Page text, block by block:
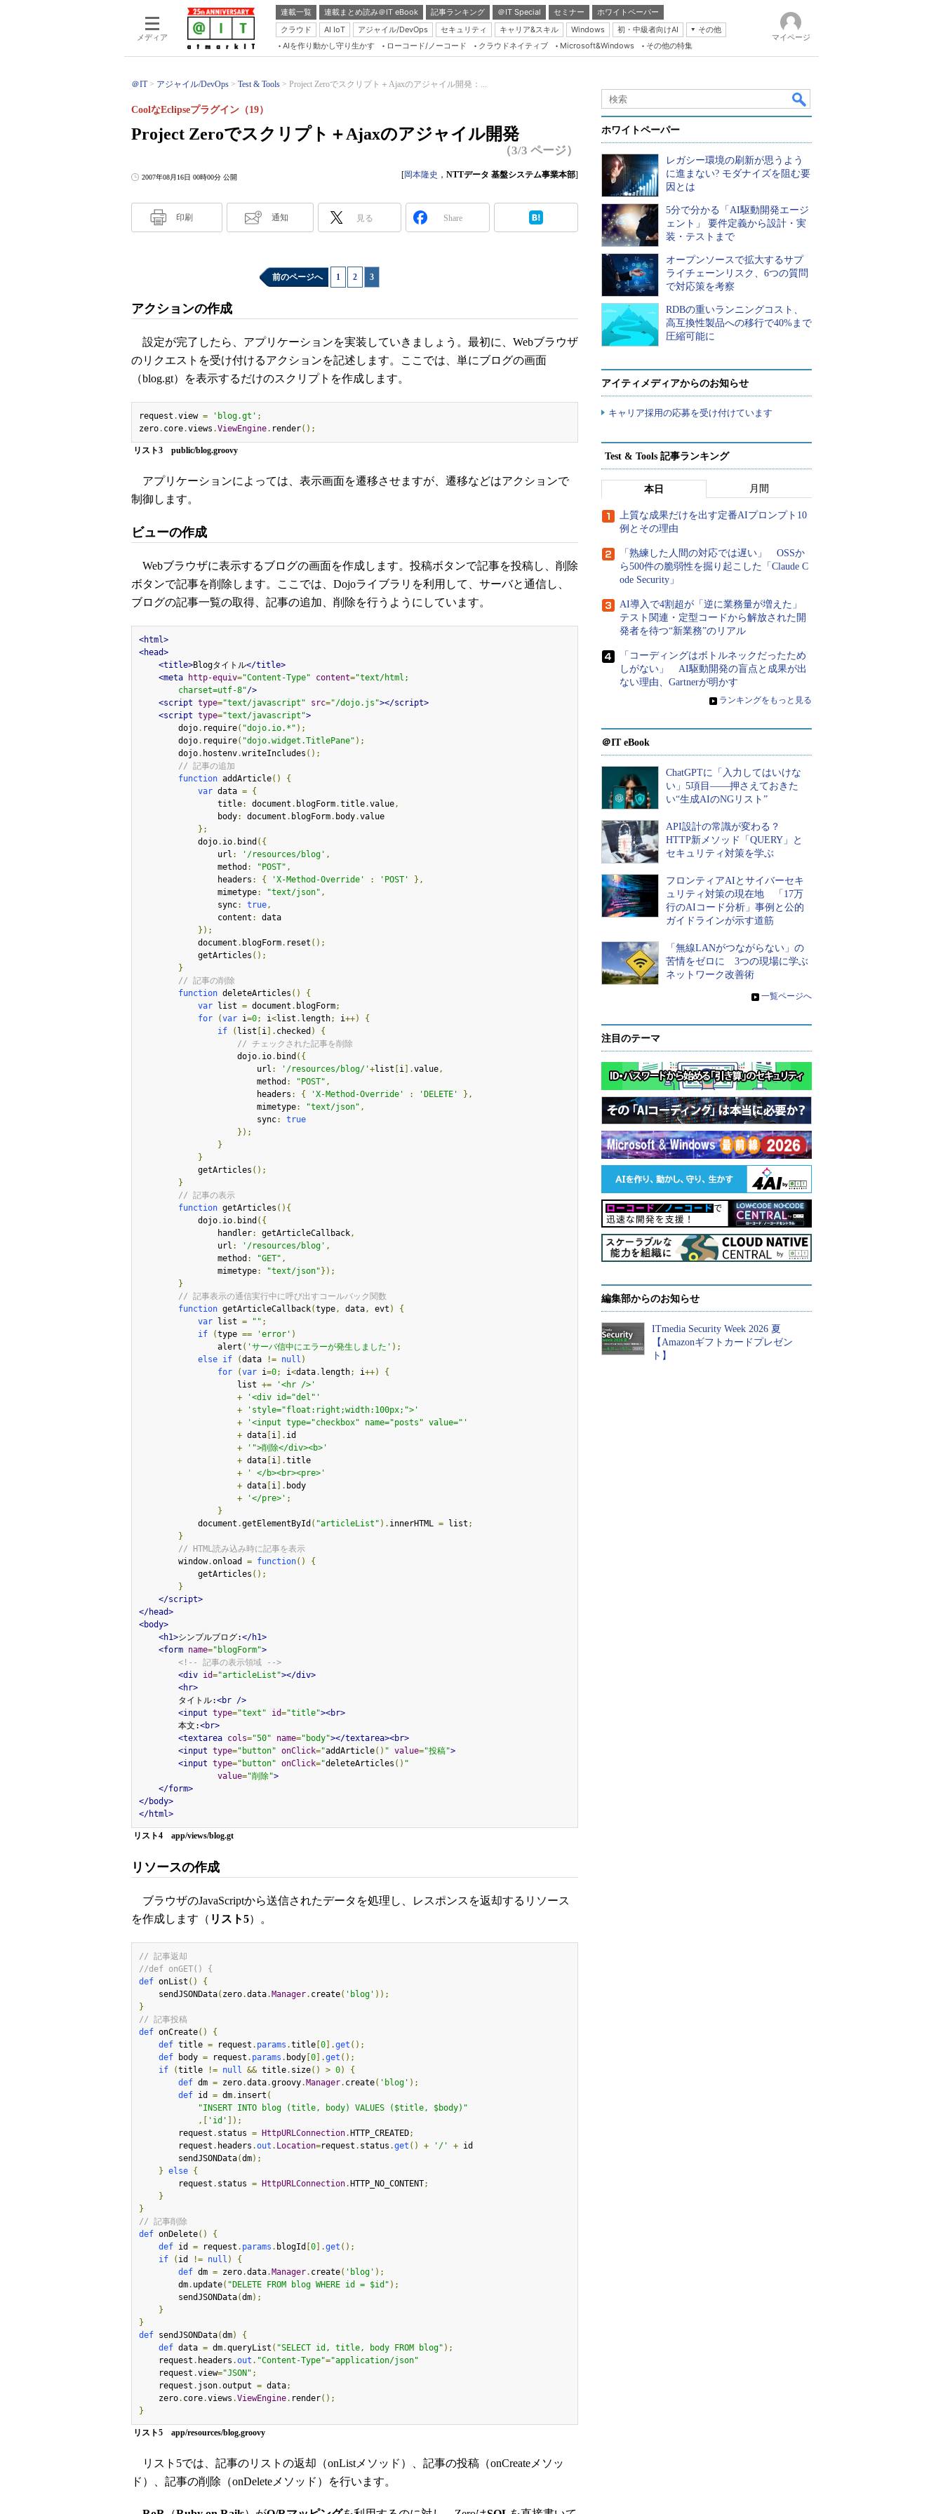
メディア
連載一覧 連載まとめ読み＠IT eBook 記事ランキング ＠IT Special セミナー
ホワイトペーパー
クラウド
AI IoT アジャイル/DevOps セキュリティ キャリア&スキル Windows 初・中級者向けAI
その他
Server & Storage
Database Expert
Master of IP Network
Security & Trust
AIを作り動かし守り生かす ローコード/ノーコード クラウドネイティブ Microsoft&Windows その他の特集
マイページ
＠IT アジャイル/DevOps Test & Tools Project Zeroでスクリプト＋Ajaxのアジャイル開発：...
Project Zeroでスクリプト＋Ajaxのアジャイル開発
CoolなEclipseプラグイン（19）
（3/3 ページ）
2007年08月16日 00時00分 公開 [岡本隆史 ， NTTデータ 基盤システム事業本部]
印刷 通知 見る Share
前のページへ 1 2 3
アクションの作成
設定が完了したら、アプリケーションを実装していきましょう。最初に、Webブラウザ
のリクエストを受け付けるアクションを記述します。ここでは、単にブログの画面
（blog.gt）を表示するだけのスクリプトを作成します。
request .view = 'blog.gt' ;
zero. core.views .ViewEngine. render();
リスト3 public/blog.groovy
アプリケーションによっては、表示画面を遷移させますが、遷移などはアクションで
制御します。
ビューの作成
Webブラウザに表示するブログの画面を作成します。投稿ボタンで記事を投稿し、削除
ボタンで記事を削除します。ここでは、Dojoライブラリを利用して、サーバと通信し、
ブログの記事一覧の取得、記事の追加、削除を行うようにしています。
<html>
<head>
<title>Blogタイトル</title>
<meta
http-equiv="Content-Type" content="text/html;
        charset=utf-8"
/>
<script type="text/javascript" src="/dojo.js"></script>
<script type="text/javascript">
        dojo
. require( "dojo.io.*" );
        dojo
. require( "dojo.widget.TitlePane" );
        dojo
. hostenv.writeIncludes ();
// 記事の追加
function addArticle()
{
var data = {
                title
: document . blogForm.title.value,
                body
: document . blogForm. body.value
};
            dojo
. io. bind ({
                url
: '/resources/blog' ,
                method
: "POST" ,
                headers
: { 'X-Method-Override' : 'POST'
},
                mimetype
: "text/json" ,
                sync
: true,
                content
:
data
});
            document
. blogForm. reset ();
            getArticles
();
}
// 記事の削除
function deleteArticles ()
{
var list = document . blogForm;
for
(var i=0; i<list . length; i++)
{
if
( list i ]. checked )
{
// チェックされた記事を削除
                    dojo
. io. bind ({
                        url
: '/resources/blog/'+list i ].value,
                        method
: "POST" ,
                        headers
: { 'X-Method-Override' : 'DELETE'
},
                        mimetype
: "text/json" ,
                        sync
:
true
});
}
}
            getArticles
();
}
// 記事の表示
function getArticles (){
            dojo
. io. bind ({
                handler
: getArticleCallback,
                url
: '/resources/blog' ,
                method
: "GET" ,
                mimetype
: "text/json" });
}
// 記事表示の通信実行中に呼び出すコールバック関数
function getArticleCallback(type, data, evt )
{
var list = "" ;
if
(type == 'error' )
                alert
( 'サーバ信中にエラーが発生しました' );
else if (data != null )
for
(var i=0; i<data. length; i++)
{
                    list
+=
'<hr />'
+
'<div id="del"'
+
'style="float:right;width:100px;">'
+
'<input type="checkbox" name="posts" value="'
+ data i ]. id
+
'">削除</div><b>'
+ data i ].title
+
' </b><br><pre>'
+ data i ]. body
+
'</pre>' ;
}
            document
.getElementById ( "articleList" ). innerHTML = list ;
}
// HTML読み込み時に記事を表示
        window
.onload = function()
{
            getArticles
();
}
</script>
</head>
<body>
<h1>シンプルブログ:</h1>
<form name="blogForm">
<!-- 記事の表示領域 -->
<div id="articleList"></div>
<hr>
        タイトル:
<br />
<input type="text" id="title"><br>
        本文:
<br>
<textarea cols="50" name="body"></textarea><br>
<input type="button" onClick="addArticle() " value="投稿">
<input type="button" onClick="deleteArticles () "
value="削除">
</form>
</body>
</html>
リスト4 app/views/blog.gt
リソースの作成
ブラウザのJavaScriptから送信されたデータを処理し、レスポンスを返却するリソース
を作成します（ リスト5）。
// 記事返却
//def onGET() {
def onList ()
{
    sendJSONData
( zero.data. Manager. create( 'blog' ));
}
// 記事投稿
def onCreate()
{
def title = request . params .title 0 ].get ();
def body = request . params . body 0 ].get ();
if
(title != null && title. size() > 0)
{
def dm = zero.data.groovy. Manager. create( 'blog' );
def id = dm. insert (
"INSERT INTO blog (title, body) VALUES ($title, $body)"
,[
'id'
]);
        request
. status = HttpURLConnection. HTTP_CREATED;
        request
. headers .out . Location=request . status .get () + '/' + id
        sendJSONData
(dm);
} else {
        request
. status = HttpURLConnection. HTTP_NO_CONTENT;
}
}
// 記事削除
def onDelete()
{
def id = request . params . blogId 0 ].get ();
if
( id != null )
{
def dm = zero.data. Manager. create( 'blog' );
        dm
. update( "DELETE FROM blog WHERE id = $id" );
        sendJSONData
(dm);
}
}
def sendJSONData(dm)
{
def data = dm.queryList ( "SELECT id, title, body FROM blog" );
    request
. headers .out . "Content-Type"="application/json"
    request
.view="JSON" ;
    request
. json.output = data;
    zero
. core.views .ViewEngine. render();
}
リスト5 app/resources/blog.groovy
リスト5では、記事のリストの返却（onListメソッド）、記事の投稿（onCreateメソッ
ド）、記事の削除（onDeleteメソッド）を行います。
ホワイトペーパー
レガシー環境の刷新が思うよう
に進まない? モダナイズを阻む要
因とは
5分で分かる「AI駆動開発エージ
ェント」 要件定義から設計・実
装・テストまで
オープンソースで拡大するサプ
ライチェーンリスク、6つの質問
で対応策を考察
RDBの重いランニングコスト、
高互換性製品への移行で40%まで
圧縮可能に
アイティメディアからのお知らせ
キャリア採用の応募を受け付けています
Test & Tools 記事ランキング
本日 月間
上質な成果だけを出す定番AIプロンプト10
例とその理由
「熟練した人間の対応では遅い」 OSSか
ら500件の脆弱性を掘り起こした「Claude C
ode Security」
AI導入で4割超が「逆に業務量が増えた」
テスト関連・定型コードから解放された開
発者を待つ“新業務”のリアル
「コーディングはボトルネックだったため
しがない」 AI駆動開発の盲点と成果が出
ない理由、Gartnerが明かす
» ランキングをもっと見る
＠IT eBook
ChatGPTに「入力してはいけな
い」5項目――押さえておきた
い“生成AIのNGリスト”
API設計の常識が変わる？
HTTP新メソッド「QUERY」と
セキュリティ対策を学ぶ
フロンティアAIとサイバーセキ
ュリティ対策の現在地 「17万
行のAIコード分析」事例と公的
ガイドラインが示す道筋
「無線LANがつながらない」の
苦情をゼロに 3つの現場に学ぶ
ネットワーク改善術
» 一覧ページへ
注目のテーマ
編集部からのお知らせ
ITmedia Security Week 2026 夏
【Amazonギフトカードプレゼン
ト】